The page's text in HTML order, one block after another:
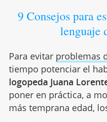
9 Consejos para
lenguaje
Para evitar problemas
tiempo potenciar el
logopeda Juana
poner en práctica, a
más temprana edad,